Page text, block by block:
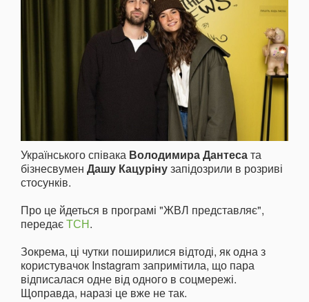
Українського співака Володимира Дантесата
бізнесвумен Дашу Кацурінузапідозрили в розриві
стосунків.
Про це йдеться в програмі "ЖВЛ представляє",
передаєТСН.
Зокрема, ці чутки поширилися відтоді, як одна з
користувачок Instagram запримітила, що пара
відписалася одне від одного в соцмережі.
Щоправда, наразі це вже не так.